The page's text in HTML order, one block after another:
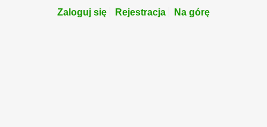
Zaloguj się Rejestracja Na górę